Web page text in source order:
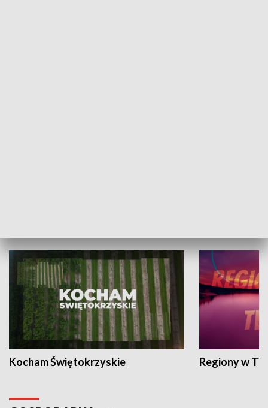
Kocham Świętokrzyskie Regiony w